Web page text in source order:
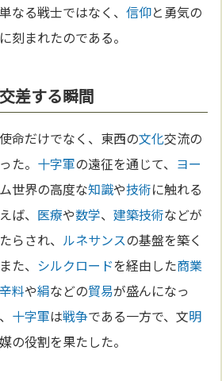
なる戦士ではなく、信仰と勇気の
刻まれたのである。
差する瞬間
命だけでなく、東西の文化交流の
た。 十字軍の遠征を通じて、 ヨー
世界の高度な知識や技術に触れる
ば、 医療や数学、建築技術などが
らされ、 ルネサンスの基盤を築く
た、 シルクロードを経由した商業
料や絹などの貿易が盛んになっ
十字軍は戦争である一方で、文明
の役割を果たした。